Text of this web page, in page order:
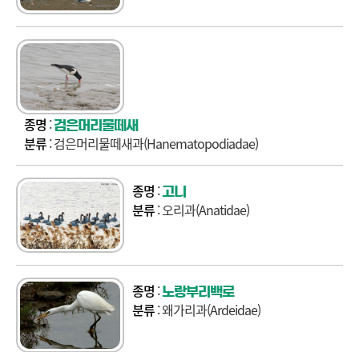
종명 :검은머리물떼새
분류: 검은머리물떼새과(Hanematopodiadae)
종명 :고니
분류: 오리과(Anatidae)
종명 :노랑부리백로
분류: 왜가리과(Ardeidae)